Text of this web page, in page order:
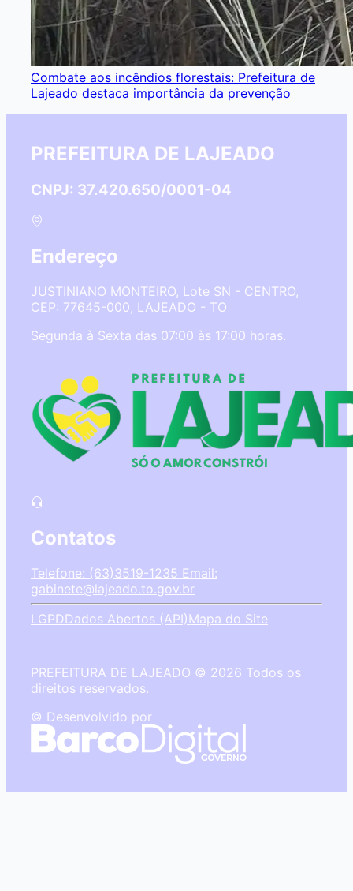
Combate aos incêndios florestais: Prefeitura de
Lajeado destaca importância da prevenção
PREFEITURA DE LAJEADO
CNPJ: 37.420.650/0001-04
Endereço
JUSTINIANO MONTEIRO, Lote SN - CENTRO,
CEP: 77645-000, LAJEADO - TO
Segunda à Sexta das 07:00 às 17:00 horas.
Contatos
Telefone: (63)3519-1235 Email:
gabinete@lajeado.to.gov.br
LGPDDados Abertos (API)Mapa do Site
PREFEITURA DE LAJEADO © 2026 Todos os
direitos reservados.
© Desenvolvido por